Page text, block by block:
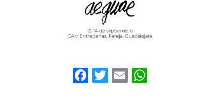
Facebook
Twitter
Email